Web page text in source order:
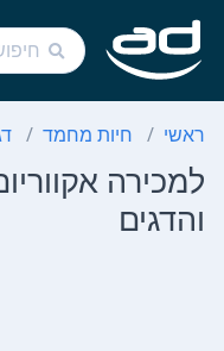
ראשי חיות מחמד
למכירה
והדגים